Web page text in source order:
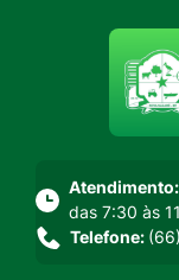
Atendimento:
das 7:30 às
Telefone: